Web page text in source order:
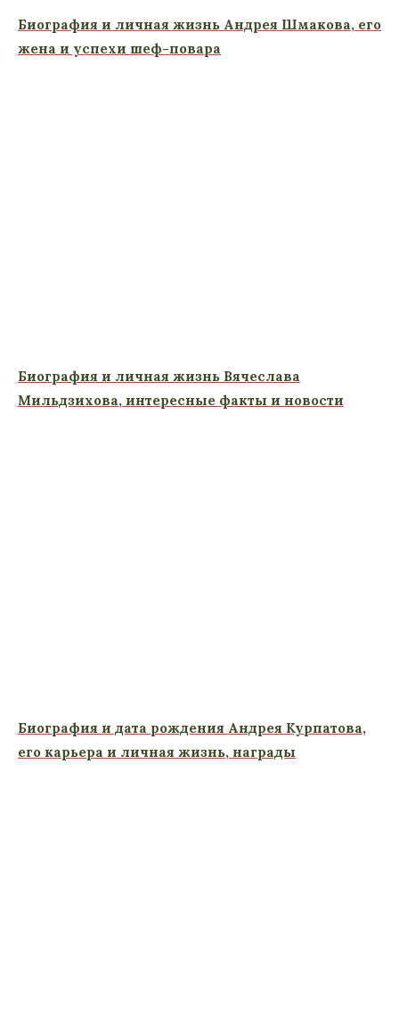
Биография и личная жизнь Андрея Шмакова, его
жена и успехи шеф-повара
Биография и личная жизнь Вячеслава
Мильдзихова, интересные факты и новости
Биография и дата рождения Андрея Курпатова,
его карьера и личная жизнь, награды